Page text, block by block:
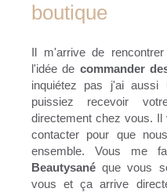
boutique
Il m'arrive de
l'idée de commander
inquiétez pas j'ai aussi
puissiez recevoir
directement chez vous.
contacter pour que
ensemble. Vous me
Beautysané que vous
vous et ça arrive